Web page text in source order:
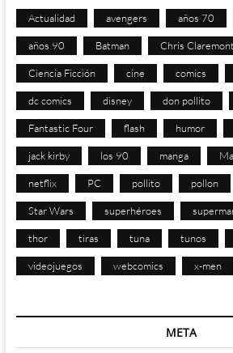
Actualidad avengers años 70
años 90 Batman Chris Claremont
Ciencia Ficción cine comics
dc comics disney don pollito
Fantastic Four flash humor
jack kirby los 90 manga
netflix PC pollito pollon
Star Wars superhéroes
thor tiras tuna tunos
videojuegos webcomics x-men
META